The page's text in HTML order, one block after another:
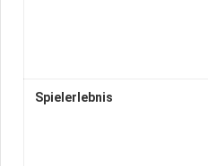
Spielerlebnis